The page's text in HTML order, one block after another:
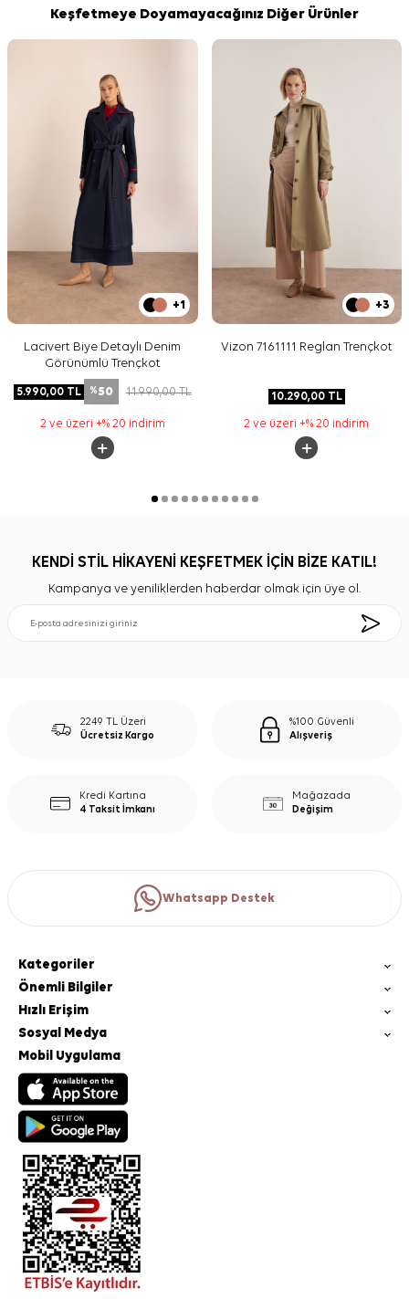
Keşfetmeye Doyamayacağınız Diğer Ürünler
+1
Lacivert Biye Detaylı Denim
Görünümlü Trençkot
5.990,00TL %50 11.990,00TL
2 ve üzeri +% 20 indirim
+3
Vizon 7161111 Reglan Trençkot
10.290,00TL
2 ve üzeri +% 20 indirim
KENDİ STİL HİKAYENİ KEŞFETMEK İÇİN BİZE KATIL!
Kampanya ve yeniliklerden haberdar olmak için üye ol.
2249 TL Üzeri
Ücretsiz Kargo
%100 Güvenli
Alışveriş
Kredi Kartına
4 Taksit İmkanı
Mağazada
Değişim
Whatsapp Destek
Kategoriler
Önemli Bilgiler
Hızlı Erişim
Sosyal Medya
Mobil Uygulama